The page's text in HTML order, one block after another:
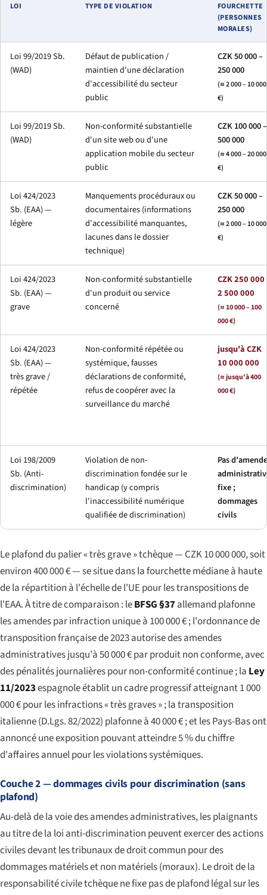
LOI TYPE DE VIOLATION
FOURCHETTE
(PERSONNES
MORALES)
Loi 99/2019 Sb.
(WAD)
Défaut de publication /
maintien d'une déclaration
d'accessibilité du secteur
public
CZK 50 000 –
250 000
(≈ 2 000 – 10 000
€)
Loi 99/2019 Sb.
(WAD)
Non-conformité substantielle
d'un site web ou d'une
application mobile du secteur
public
CZK 100 000 –
500 000
(≈ 4 000 – 20 000
€)
Loi 424/2023
Sb. (EAA) —
légère
Manquements procéduraux ou
documentaires (informations
d'accessibilité manquantes,
lacunes dans le dossier
technique)
CZK 50 000 –
250 000
(≈ 2 000 – 10 000
€)
Loi 424/2023
Sb. (EAA) —
grave
Non-conformité substantielle
d'un produit ou service
concerné
CZK 250 000
2 500 000
(≈ 10 000 – 100
000 €)
Loi 424/2023
Sb. (EAA) —
très grave /
répétée
Non-conformité répétée ou
systémique, fausses
déclarations de conformité,
refus de coopérer avec la
surveillance du marché
jusqu'à CZK
10 000 000
(≈ jusqu'à 400
000 €)
Loi 198/2009
Sb. (Anti-
discrimination)
Violation de non-
discrimination fondée sur le
handicap (y compris
l'inaccessibilité numérique
qualifiée de discrimination)
Pas d'amende
fixe ;
dommages
civils
Le plafond du palier « très grave » tchèque — CZK 10 000 000, soit
environ 400 000 € — se situe dans la fourchette médiane à haute
de la répartition à l'échelle de l'UE pour les transpositions de
l'EAA. À titre de comparaison : leBFSG §37allemand plafonne
les amendes par infraction unique à 100 000 € ; l'ordonnance de
transposition française de 2023 autorise des amendes
administratives jusqu'à 50 000 € par produit non conforme, avec
des pénalités journalières pour non-conformité continue ; la Ley
11/2023espagnole établit un cadre progressif atteignant 1 000
000 € pour les infractions « très graves » ; la transposition
italienne (D.Lgs. 82/2022) plafonne à 40 000 € ; et les Pays-Bas ont
annoncé une exposition pouvant atteindre 5 % du chiffre
d'affaires annuel pour les violations systémiques.
Couche 2 — dommages civils pour discrimination (sans
plafond)
Au-delà de la voie des amendes administratives, les plaignants
au titre de la loi anti-discrimination peuvent exercer des actions
civiles devant les tribunaux de droit commun pour des
dommages matériels et non matériels (moraux). Le droit de la
responsabilité civile tchèque ne fixe pas de plafond légal sur les